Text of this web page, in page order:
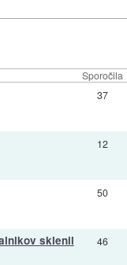
Sporočila
37
12
50
sklenil 46